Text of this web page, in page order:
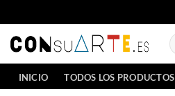
al
contenido
INICIO TODOS LOS PRODUCTOS